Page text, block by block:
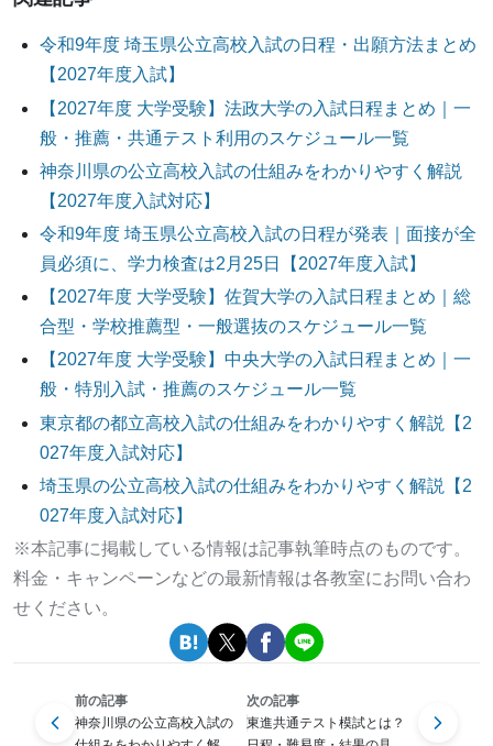
令和9年度 埼玉県公立高校入試の日程・出願方法まとめ
【2027年度入試】
【2027年度 大学受験】法政大学の入試日程まとめ｜一
般・推薦・共通テスト利用のスケジュール一覧
神奈川県の公立高校入試の仕組みをわかりやすく解説
【2027年度入試対応】
令和9年度 埼玉県公立高校入試の日程が発表｜面接が全
員必須に、学力検査は2月25日【2027年度入試】
【2027年度 大学受験】佐賀大学の入試日程まとめ｜総
合型・学校推薦型・一般選抜のスケジュール一覧
【2027年度 大学受験】中央大学の入試日程まとめ｜一
般・特別入試・推薦のスケジュール一覧
東京都の都立高校入試の仕組みをわかりやすく解説【2
027年度入試対応】
埼玉県の公立高校入試の仕組みをわかりやすく解説【2
027年度入試対応】
※本記事に掲載している情報は記事執筆時点のものです。
料金・キャンペーンなどの最新情報は各教室にお問い合わ
せください。
前の記事
神奈川県の公立高校入試の
次の記事
東進共通テスト模試とは？